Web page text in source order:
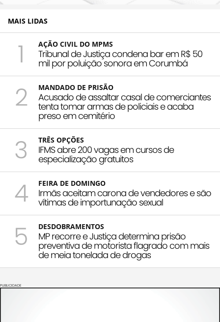
MAIS LIDAS
1 AÇÃO CIVIL DO MPMS
Tribunal de Justiça condena bar em R$ 50
mil por poluição sonora em Corumbá
2 MANDADO DE PRISÃO
Acusado de assaltar casal de comerciantes
tenta tomar armas de policiais e acaba
preso em cemitério
3 TRÊS OPÇÕES
IFMS abre 200 vagas em cursos de
especialização gratuitos
4 FEIRA DE DOMINGO
Irmãs aceitam carona de vendedores e são
vítimas de importunação sexual
5 DESDOBRAMENTOS
MP recorre e Justiça determina prisão
preventiva de motorista flagrado com mais
de meia tonelada de drogas
PUBLICIDADE